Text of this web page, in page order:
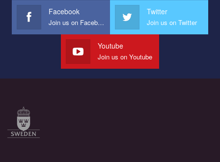
представляющий программу развития организации.
Мы просим вас поддержать нас и помочь нам реализовать
наш план по борьбе с насилием и дискриминацией на почве
СОГИ в Украине.
Все, что вам нужно сделать - это зайти на наш канал YouTube
Facebook
Join us on Facebook
Twitter
Join us on Twitter
Youtube
Join us on Youtube